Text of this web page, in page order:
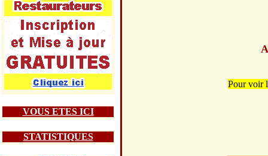
VOUS ETES ICI
STATISTIQUES
Pour voir